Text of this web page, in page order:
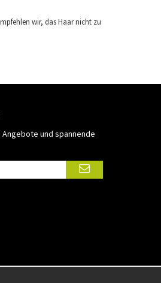
wir, das Haar nicht zu
und spannende